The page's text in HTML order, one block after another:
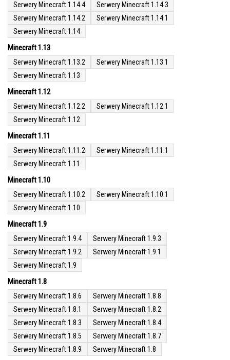
Serwery Minecraft 1.14.4
Serwery Minecraft 1.14.3
Serwery Minecraft 1.14.2
Serwery Minecraft 1.14.1
Serwery Minecraft 1.14
Minecraft 1.13
Serwery Minecraft 1.13.2
Serwery Minecraft 1.13.1
Serwery Minecraft 1.13
Minecraft 1.12
Serwery Minecraft 1.12.2
Serwery Minecraft 1.12.1
Serwery Minecraft 1.12
Minecraft 1.11
Serwery Minecraft 1.11.2
Serwery Minecraft 1.11.1
Serwery Minecraft 1.11
Minecraft 1.10
Serwery Minecraft 1.10.2
Serwery Minecraft 1.10.1
Serwery Minecraft 1.10
Minecraft 1.9
Serwery Minecraft 1.9.4
Serwery Minecraft 1.9.3
Serwery Minecraft 1.9.2
Serwery Minecraft 1.9.1
Serwery Minecraft 1.9
Minecraft 1.8
Serwery Minecraft 1.8.6
Serwery Minecraft 1.8.8
Serwery Minecraft 1.8.1
Serwery Minecraft 1.8.2
Serwery Minecraft 1.8.3
Serwery Minecraft 1.8.4
Serwery Minecraft 1.8.5
Serwery Minecraft 1.8.7
Serwery Minecraft 1.8.9
Serwery Minecraft 1.8